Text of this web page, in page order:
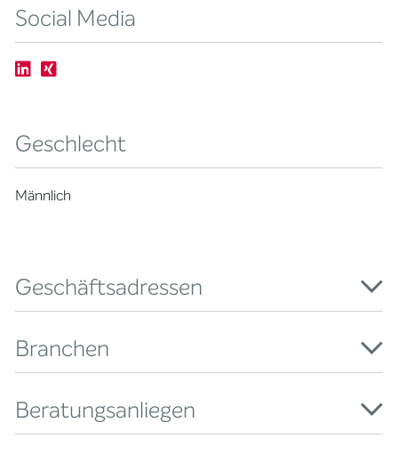
Social Media
Geschlecht
Männlich
Geschäftsadressen
Branchen
Beratungsanliegen